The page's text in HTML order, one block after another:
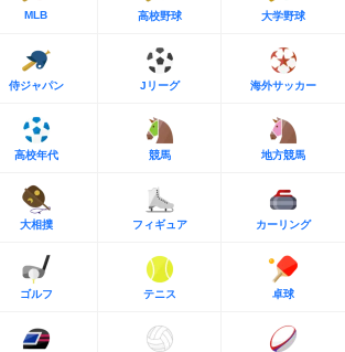
MLB 高校野球 大学野球
侍ジャパン Jリーグ 海外サッカー
高校年代 競馬 地方競馬
大相撲 フィギュア カーリング
ゴルフ テニス 卓球